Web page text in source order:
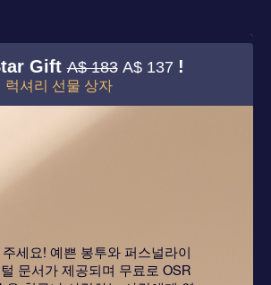
GiftA$ 183 A$ 137 !
럭셔리 선물 상자
세요! 예쁜 봉투와 퍼스널라이
문서가 제공되며 무료로 OSR